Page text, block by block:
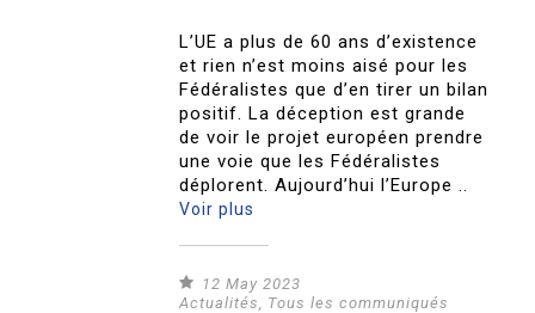
L’UE a plus de 60 ans d’existence
et rien n’est moins aisé pour les
Fédéralistes que d’en tirer un bilan
positif. La déception est grande
de voir le projet européen prendre
une voie que les Fédéralistes
déplorent. Aujourd’hui l’Europe ..
Voir plus
12 May 2023
Actualités
Tous les communiqués